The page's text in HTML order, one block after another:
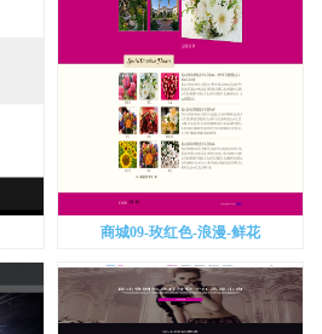
商城09-玫红色-浪漫-鲜花